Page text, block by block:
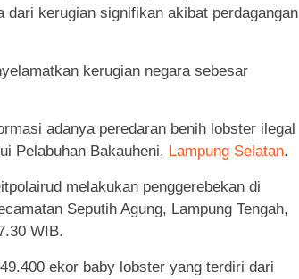
kerugian signifikan akibat perdagangan
kerugian negara sebesar
adanya peredaran benih lobster ilegal
Pelabuhan Bakauheni, Lampung Selatan.
melakukan penggerebekan di
Seputih Agung, Lampung Tengah,
WIB.
ekor baby lobster yang terdiri dari